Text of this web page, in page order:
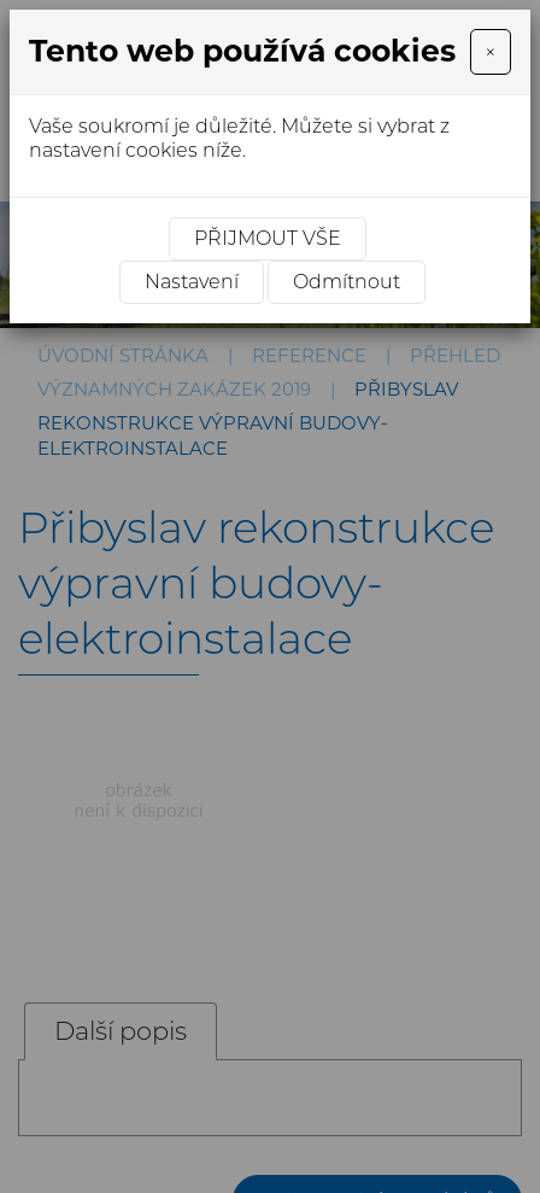
MENU
ÚVODNÍ STRÁNKA REFERENCE
PŘEHLED
VÝZNAMNÝCH ZAKÁZEK 2019
PŘIBYSLAV
REKONSTRUKCE VÝPRAVNÍ BUDOVY-
ELEKTROINSTALACE
Přibyslav rekonstrukce
výpravní budovy-
elektroinstalace
Další popis
Tento web používá cookies ×
Vaše soukromí je důležité. Můžete si vybrat z
nastavení cookies níže.
PŘIJMOUT VŠE
Nastavení
Odmítnout